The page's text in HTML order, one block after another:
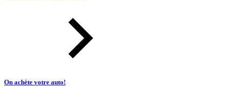
On achète votre auto!